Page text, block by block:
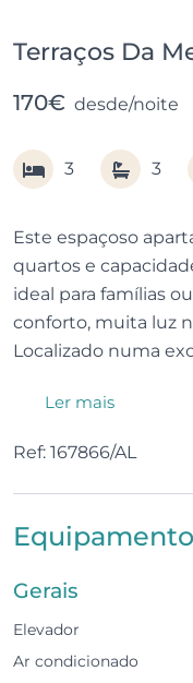
Terraços Da
3 3
Este espaçoso
quartos e
ideal para famílias
conforto, muita luz
Localizado numa
perto da Marina de
inclui ar
ginásio e cozinha
uma estadia
Cozinha
Ler mais
Ref: 167866/AL
Equipamento
Gerais
Elevador
Ar condicionado
170€ desde/noite